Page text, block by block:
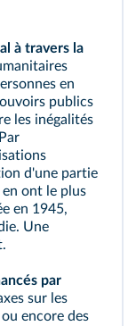
à travers la
en
publics
les inégalités
d'une partie
ont le plus
en 1945,
Une
par
sur les
encore des